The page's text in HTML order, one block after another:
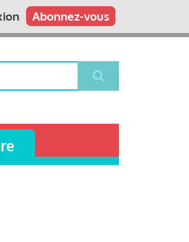
Abonnez-vous